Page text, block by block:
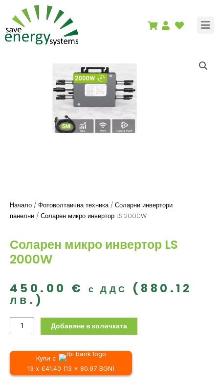
content
Начало / Фотоволтаична техника/ Соларни инвертори
панелни / Соларен микро инвертор LS 2000W
Соларен микро инвертор LS
2000W
450.00 € с ДДС (880.12
лв.)
количество
за
микро
инвертор
LS
Добавяне в количката
Купи с
13 x €41.40 (13 x 80.97 BGN)